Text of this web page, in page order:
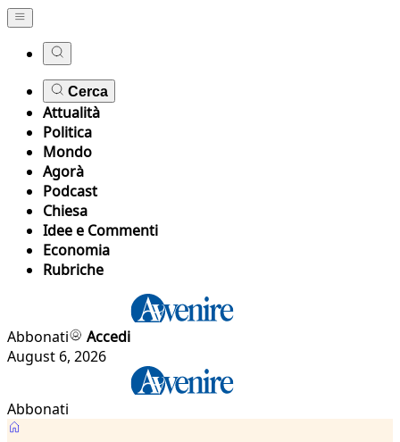
Cerca
Attualità
Politica
Mondo
Agorà
Podcast
Chiesa
Idee e Commenti
Economia
Rubriche
Abbonati
Accedi
August 6, 2026
Abbonati